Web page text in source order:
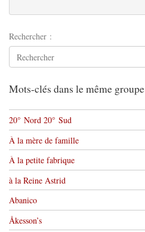
Rechercher :
Mots-clés dans le même groupe
20° Nord 20° Sud
À la mère de famille
À la petite fabrique
à la Reine Astrid
Abanico
Åkesson’s